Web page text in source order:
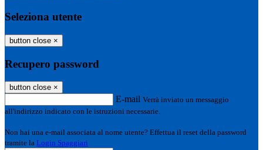
Seleziona utente
button close ×
Recupero password
button close ×
E-mail Verrà inviato un messaggio
all'indirizzo indicato con le istruzioni necessarie.
Non hai una e-mail associata al nome utente? Effettua il reset della password
tramite la Login Spaggiari